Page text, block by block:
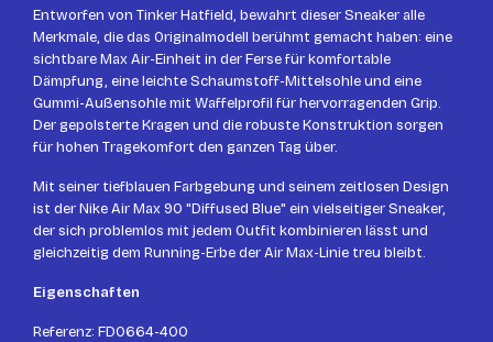
Entworfen von Tinker Hatfield, bewahrt dieser Sneaker alle
Merkmale, die das Originalmodell berühmt gemacht haben: eine
sichtbare Max Air-Einheit in der Ferse für komfortable
Dämpfung, eine leichte Schaumstoff-Mittelsohle und eine
Gummi-Außensohle mit Waffelprofil für hervorragenden Grip.
Der gepolsterte Kragen und die robuste Konstruktion sorgen
für hohen Tragekomfort den ganzen Tag über.
Mit seiner tiefblauen Farbgebung und seinem zeitlosen Design
ist der Nike Air Max 90 "Diffused Blue" ein vielseitiger Sneaker,
der sich problemlos mit jedem Outfit kombinieren lässt und
gleichzeitig dem Running-Erbe der Air Max-Linie treu bleibt.
Eigenschaften
Referenz: FD0664-400